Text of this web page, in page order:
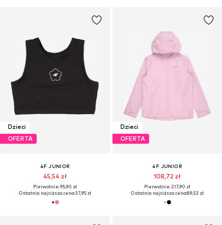
Dzieci
OFERTA
4F JUNIOR
45,54 zł
Pierwotnie: 95,90 zł
Ostatnia najniższa cena:37,95 zł
Dzieci
OFERTA
4F JUNIOR
108,72 zł
Pierwotnie: 217,90 zł
Ostatnia najniższa cena:89,53 zł